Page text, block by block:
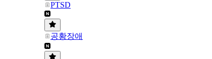
PTSD
공황장애